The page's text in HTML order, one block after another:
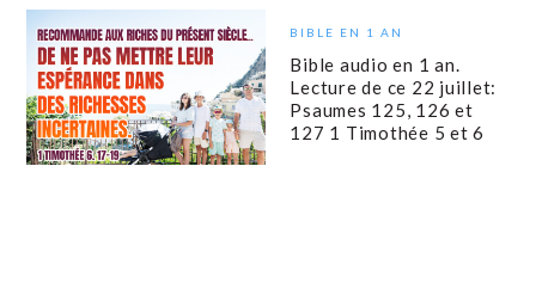
BIBLE EN 1 AN
Bible audio en 1 an.
Lecture de ce 22 juillet:
Psaumes 125, 126 et
127 1 Timothée 5 et 6